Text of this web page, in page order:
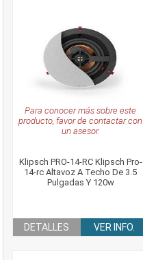
Para conocer más sobre este
producto, favor de contactar con
un asesor.
Klipsch PRO-14-RC Klipsch Pro-
14-rc Altavoz A Techo De 3.5
Pulgadas Y 120w
DETALLES VER INFO.